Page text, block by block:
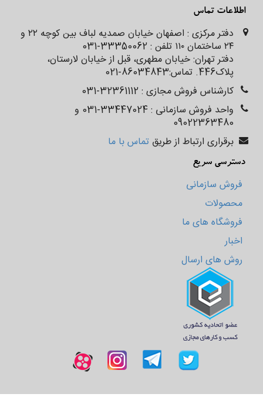
اطلاعات تماس
دفتر مرکزی : اصفهان خیابان صمدیه لباف بین کوچه ۲۲ و
۲۴ ساختمان ۱۱۰ تلفن : 33350062-031
دفتر تهران: خیابان مطهری، قبل از خیابان لارستان،
پلاک‌‌‌‌‌‌446. تماس:86034843-021
کارشناس فروش مجازی : 32361112-031
واحد فروش سازمانی : 33447024-031 و
09022363480
برقراری ارتباط از طریق تماس با ما
دسترسی سریع
فروش سازمانی
محصولات
فروشگاه های ما
اخبار
روش های ارسال